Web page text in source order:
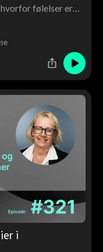
følelser er
kjent med
i